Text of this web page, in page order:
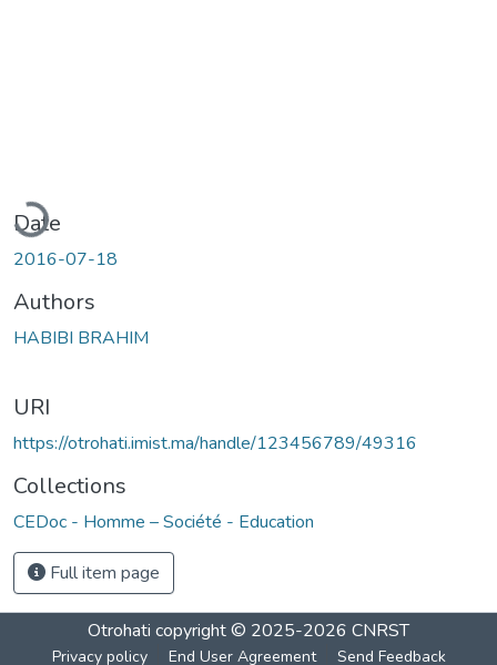
Date
2016-07-18
Authors
HABIBI BRAHIM
URI
https://otrohati.imist.ma/handle/123456789/49316
Collections
CEDoc - Homme – Société - Education
Full item page
Otrohati copyright © 2025-2026 CNRST
Privacy policy End User Agreement Send Feedback